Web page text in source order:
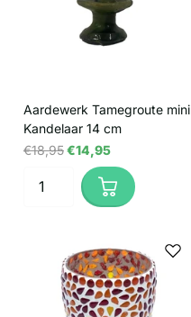
Aardewerk Tamegroute mini
Kandelaar 14 cm
€18,95€14,95